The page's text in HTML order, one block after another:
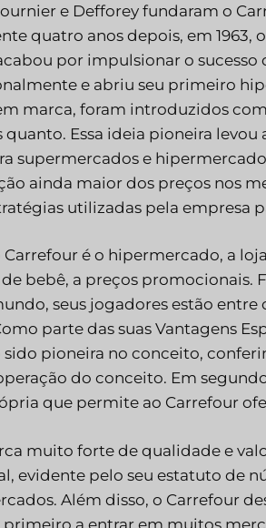
e Defforey fundaram o
quatro anos depois, em
por impulsionar o sucesso
e abriu seu primeiro
marca, foram introduzidos
Essa ideia pioneira levou
supermercados e
ainda maior dos preços nos
utilizadas pela empresa
Carrefour é o hipermercado, a
bebê, a preços promocionais.
seus jogadores estão entre
parte das suas Vantagens
pioneira no conceito,
do conceito. Em
que permite ao Carrefour
muito forte de qualidade e
evidente pelo seu estatuto de
Além disso, o Carrefour
a entrar em muitos